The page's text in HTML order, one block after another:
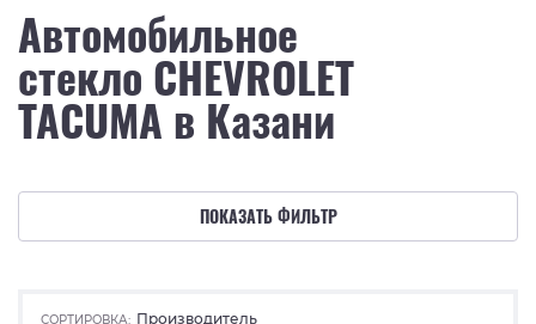
Автомобильное
стекло CHEVROLET
TACUMA в Казани
ПОКАЗАТЬ ФИЛЬТР
СОРТИРОВКА: Производитель